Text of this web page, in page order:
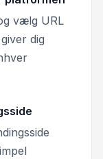
vælg URL
dig